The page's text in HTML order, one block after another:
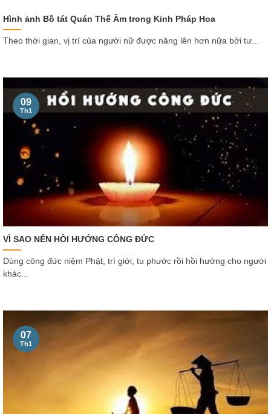
Hình ảnh Bồ tát Quán Thế Âm trong Kinh Pháp Hoa
Theo thời gian, vị trí của người nữ được nâng lên hơn nữa bởi tư...
VÌ SAO NÊN HỒI HƯỚNG CÔNG ĐỨC
Dùng công đức niệm Phật, trì giới, tu phước rồi hồi hướng cho người
khác...
09
Th1
07
Th1